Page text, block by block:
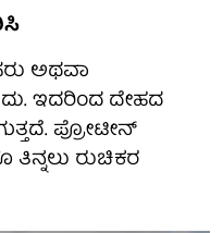
ಅಥವಾ
ಇದರಿಂದ ದೇಹದ
ಪ್ರೋಟೀನ್
ತಿನ್ನಲು ರುಚಿಕರ